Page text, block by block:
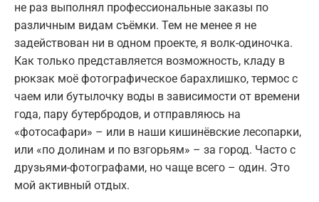
не раз выполнял профессиональные заказы по
различным видам съёмки. Тем не менее я не
задействован ни в одном проекте, я волк-одиночка.
Как только представляется возможность, кладу в
рюкзак моё фотографическое барахлишко, термос с
чаем или бутылочку воды в зависимости от времени
года, пару бутербродов, и отправляюсь на
«фотосафари» – или в наши кишинёвские лесопарки,
или «по долинам и по взгорьям» – за город. Часто с
друзьями-фотографами, но чаще всего – один. Это
мой активный отдых.